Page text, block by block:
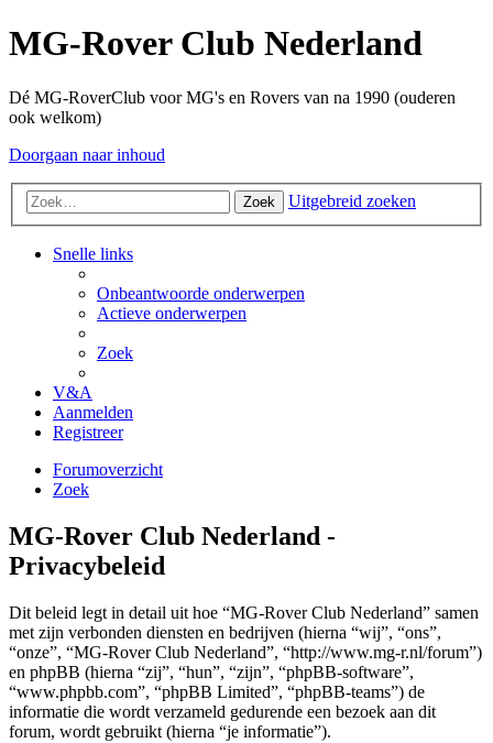
MG-Rover Club Nederland
Dé MG-RoverClub voor MG's en Rovers van na 1990 (ouderen
ook welkom)
Doorgaan naar inhoud
Zoek Uitgebreid zoeken
Snelle links
Onbeantwoorde onderwerpen
Actieve onderwerpen
Zoek
V&A
Aanmelden
Registreer
Forumoverzicht
Zoek
MG-Rover Club Nederland -
Privacybeleid
Dit beleid legt in detail uit hoe “MG-Rover Club Nederland” samen
met zijn verbonden diensten en bedrijven (hierna “wij”, “ons”,
“onze”, “MG-Rover Club Nederland”, “http://www.mg-r.nl/forum”)
en phpBB (hierna “zij”, “hun”, “zijn”, “phpBB-software”,
“www.phpbb.com”, “phpBB Limited”, “phpBB-teams”) de
informatie die wordt verzameld gedurende een bezoek aan dit
forum, wordt gebruikt (hierna “je informatie”).